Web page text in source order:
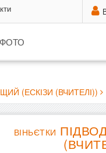
(ЕСКІЗИ (ВЧИТЕЛІ))
ВІНЬЄТКИ